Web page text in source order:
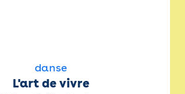
danse
L'art de vivre